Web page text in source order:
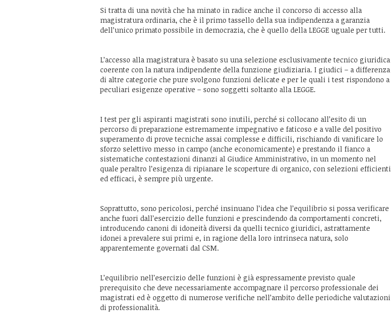
Si tratta di una novità che ha minato in radice anche il concorso di accesso alla
magistratura ordinaria, che è il primo tassello della sua indipendenza a garanzia
dell’unico primato possibile in democrazia, che è quello della LEGGE uguale per tutti.
L’accesso alla magistratura è basato su una selezione esclusivamente tecnico giuridica
coerente con la natura indipendente della funzione giudiziaria. I giudici – a differenza
di altre categorie che pure svolgono funzioni delicate e per le quali i test rispondono a
peculiari esigenze operative – sono soggetti soltanto alla LEGGE.
I test per gli aspiranti magistrati sono inutili, perché si collocano all’esito di un
percorso di preparazione estremamente impegnativo e faticoso e a valle del positivo
superamento di prove tecniche assai complesse e difficili, rischiando di vanificare lo
sforzo selettivo messo in campo (anche economicamente) e prestando il fianco a
sistematiche contestazioni dinanzi al Giudice Amministrativo, in un momento nel
quale peraltro l’esigenza di ripianare le scoperture di organico, con selezioni efficienti
ed efficaci, è sempre più urgente.
Soprattutto, sono pericolosi, perché insinuano l’idea che l’equilibrio si possa verificare
anche fuori dall’esercizio delle funzioni e prescindendo da comportamenti concreti,
introducendo canoni di idoneità diversi da quelli tecnico giuridici, astrattamente
idonei a prevalere sui primi e, in ragione della loro intrinseca natura, solo
apparentemente governati dal CSM.
L’equilibrio nell’esercizio delle funzioni è già espressamente previsto quale
prerequisito che deve necessariamente accompagnare il percorso professionale dei
magistrati ed è oggetto di numerose verifiche nell’ambito delle periodiche valutazioni
di professionalità.